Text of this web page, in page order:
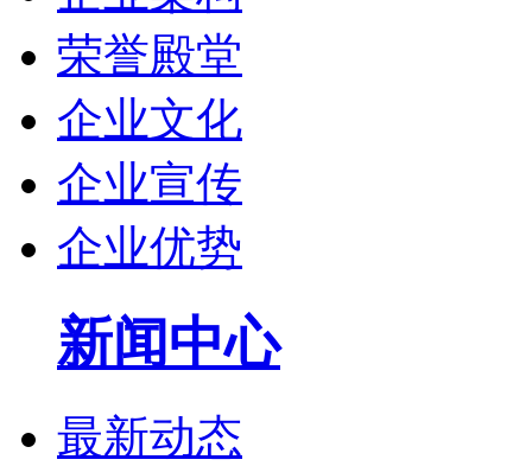
荣誉殿堂
企业文化
企业宣传
企业优势
新闻中心
最新动态